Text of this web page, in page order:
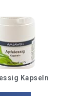
Kapseln